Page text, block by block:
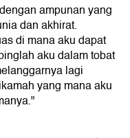
ampunan yang
dan akhirat.
di mana aku dapat
aku dalam tobat
lagi
yang mana aku